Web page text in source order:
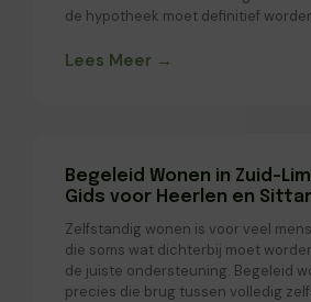
de hypotheek moet definitief
Lees Meer →
Begeleid Wonen in Zuid-
Gids voor Heerlen en
Zelfstandig wonen is voor veel
die soms wat dichterbij moet
de juiste ondersteuning. Begeleid
precies die brug tussen volledig